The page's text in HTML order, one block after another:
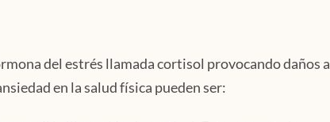
del estrés llamada cortisol provocando daños a
en la salud física pueden ser: